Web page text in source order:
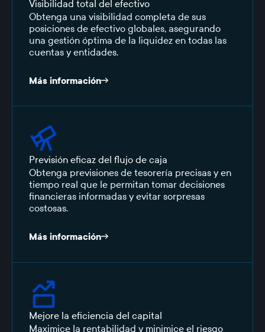
Visibilidad total del efectivo
Obtenga una visibilidad completa de sus
posiciones de efectivo globales, asegurando
una gestión óptima de la liquidez en todas las
cuentas y entidades.
Más información
Previsión eficaz del flujo de caja
Obtenga previsiones de tesorería precisas y en
tiempo real que le permitan tomar decisiones
financieras informadas y evitar sorpresas
costosas.
Más información
Mejore la eficiencia del capital
Maximice la rentabilidad y minimice el riesgo